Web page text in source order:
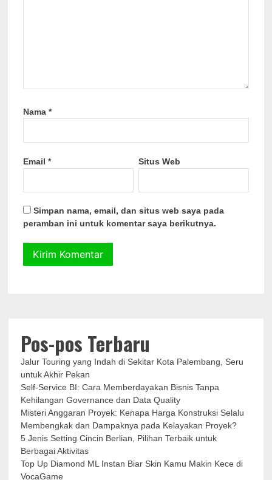
Nama*
Email* Situs Web
Simpan nama, email, dan situs web saya pada
peramban ini untuk komentar saya berikutnya.
Pos-pos Terbaru
Jalur Touring yang Indah di Sekitar Kota Palembang, Seru
untuk Akhir Pekan
Self-Service BI: Cara Memberdayakan Bisnis Tanpa
Kehilangan Governance dan Data Quality
Misteri Anggaran Proyek: Kenapa Harga Konstruksi Selalu
Membengkak dan Dampaknya pada Kelayakan Proyek?
5 Jenis Setting Cincin Berlian, Pilihan Terbaik untuk
Berbagai Aktivitas
Top Up Diamond ML Instan Biar Skin Kamu Makin Kece di
VocaGame